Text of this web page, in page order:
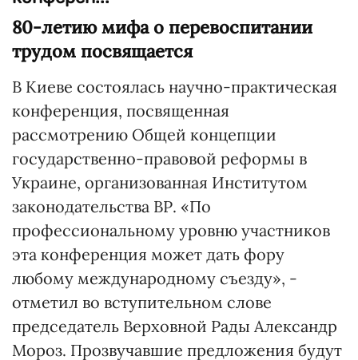
80-летию мифа о перевоспитании
трудом посвящается
В Киеве состоялась научно-практическая
конференция, посвященная
рассмотрению Общей концепции
государственно-правовой реформы в
Украине, организованная Институтом
законодательства ВР. «По
профессиональному уровню участников
эта конференция может дать фору
любому международному съезду», -
отметил во вступительном слове
председатель Верховной Рады Александр
Мороз. Прозвучавшие предложения будут